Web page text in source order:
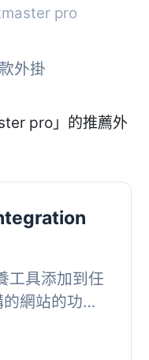
pro
外掛
pro」的推薦外
工具添加到任
網站的功
的出版商，已